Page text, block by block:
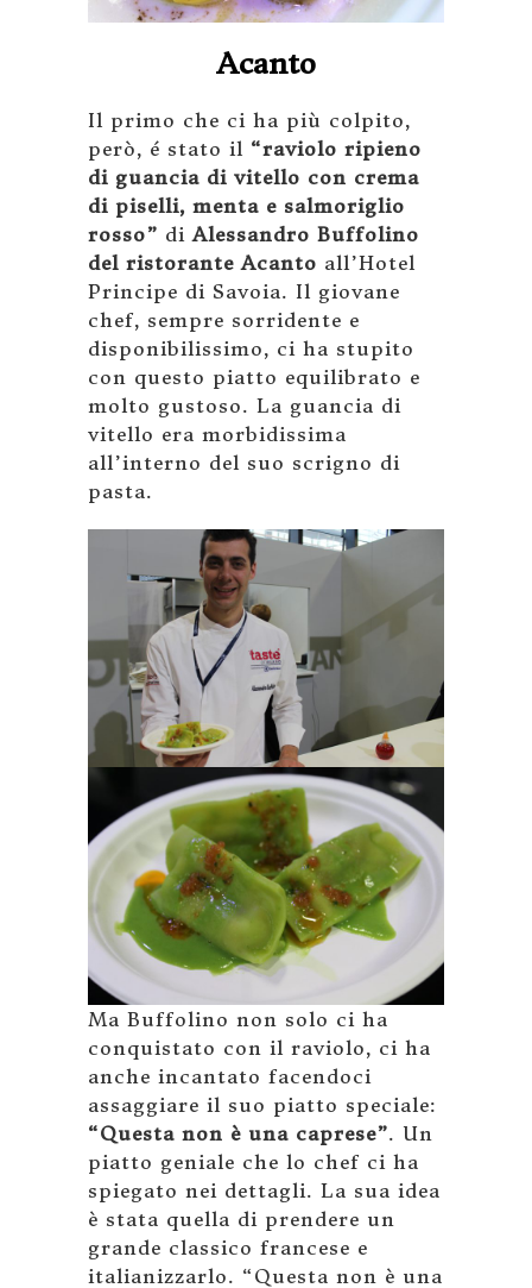
Acanto
Il primo che ci ha più colpito,
però, é stato il “raviolo ripieno
di guancia di vitello con crema
di piselli, menta e salmoriglio
rosso” diAlessandro Buffolino
del ristorante Acanto all’Hotel
Principe di Savoia. Il giovane
chef, sempre sorridente e
disponibilissimo, ci ha stupito
con questo piatto equilibrato e
molto gustoso. La guancia di
vitello era morbidissima
all’interno del suo scrigno di
pasta.
Ma Buffolino non solo ci ha
conquistato con il raviolo, ci ha
anche incantato facendoci
assaggiare il suo piatto speciale:
“Questa non è una caprese”. Un
piatto geniale che lo chef ci ha
spiegato nei dettagli. La sua idea
è stata quella di prendere un
grande classico francese e
italianizzarlo. “Questa non è una